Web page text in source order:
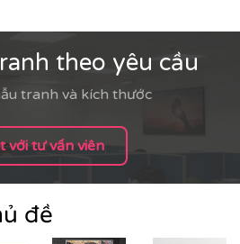
bề mặt sần nhẹ, giữ màu tốt,
cho hình ảnh sắc nét, sống
theo yêu cầu
tranh và kích thước
với tư vấn viên
đề